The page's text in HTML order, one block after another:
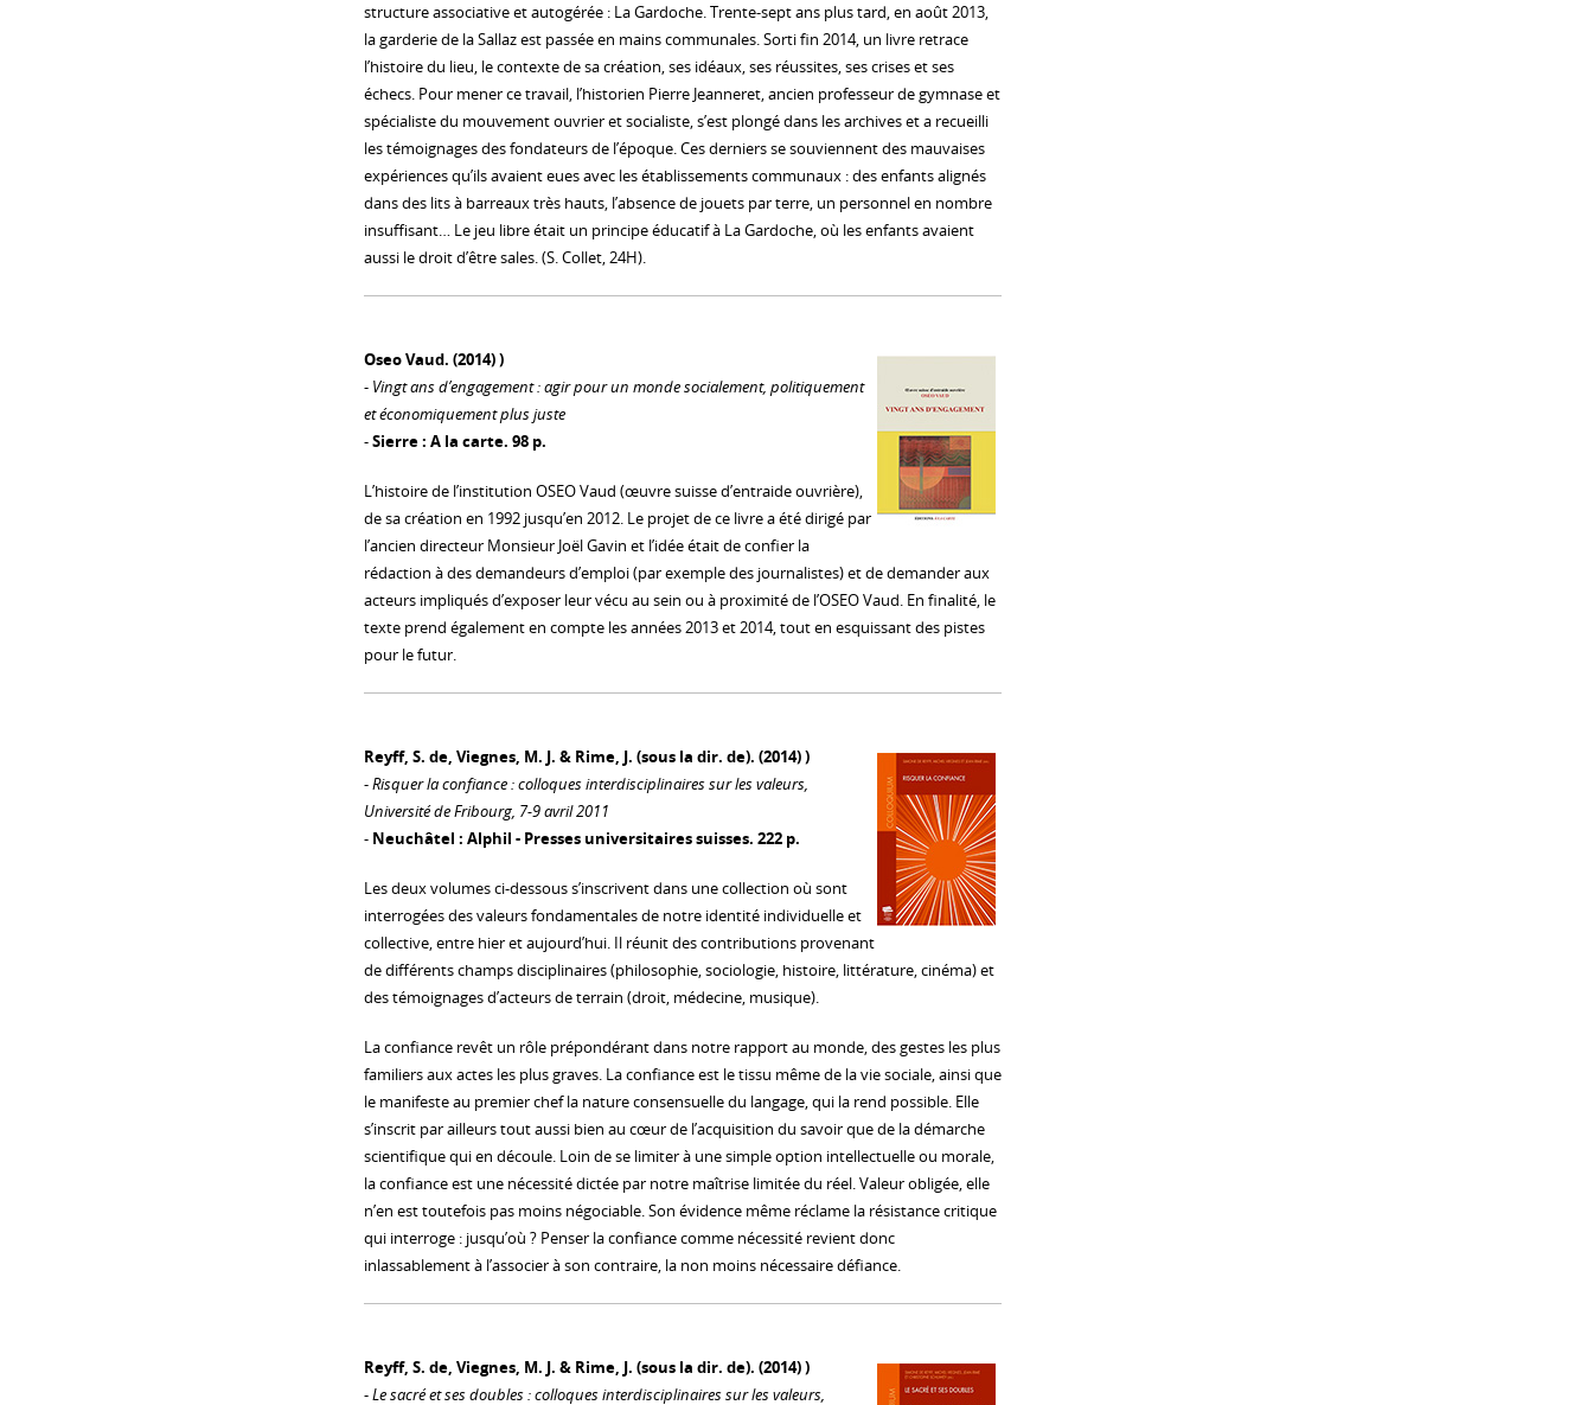
structure associative et autogérée : La Gardoche. Trente-sept ans plus tard, en août 2013,
la garderie de la Sallaz est passée en mains communales. Sorti fin 2014, un livre retrace
l’histoire du lieu, le contexte de sa création, ses idéaux, ses réussites, ses crises et ses
échecs. Pour mener ce travail, l’historien Pierre Jeanneret, ancien professeur de gymnase et
spécialiste du mouvement ouvrier et socialiste, s’est plongé dans les archives et a recueilli
les témoignages des fondateurs de l’époque. Ces derniers se souviennent des mauvaises
expériences qu’ils avaient eues avec les établissements communaux : des enfants alignés
dans des lits à barreaux très hauts, l’absence de jouets par terre, un personnel en nombre
insuffisant… Le jeu libre était un principe éducatif à La Gardoche, où les enfants avaient
aussi le droit d’être sales. (S. Collet, 24H).
Oseo Vaud. (2014) )
- Vingt ans d’engagement : agir pour un monde socialement, politiquement
et économiquement plus juste
-Sierre : A la carte. 98 p.
L’histoire de l’institution OSEO Vaud (œuvre suisse d’entraide ouvrière),
de sa création en 1992 jusqu’en 2012. Le projet de ce livre a été dirigé par
l’ancien directeur Monsieur Joël Gavin et l’idée était de confier la
rédaction à des demandeurs d’emploi (par exemple des journalistes) et de demander aux
acteurs impliqués d’exposer leur vécu au sein ou à proximité de l’OSEO Vaud. En finalité, le
texte prend également en compte les années 2013 et 2014, tout en esquissant des pistes
pour le futur.
Reyff, S. de, Viegnes, M. J. & Rime, J. (sous la dir. de). (2014) )
-Risquer la confiance : colloques interdisciplinaires sur les valeurs,
Université de Fribourg, 7-9 avril 2011
- Neuchâtel : Alphil - Presses universitaires suisses. 222 p.
Les deux volumes ci-dessous s’inscrivent dans une collection où sont
interrogées des valeurs fondamentales de notre identité individuelle et
collective, entre hier et aujourd’hui. Il réunit des contributions provenant
de différents champs disciplinaires (philosophie, sociologie, histoire, littérature, cinéma) et
des témoignages d’acteurs de terrain (droit, médecine, musique).
La confiance revêt un rôle prépondérant dans notre rapport au monde, des gestes les plus
familiers aux actes les plus graves. La confiance est le tissu même de la vie sociale, ainsi que
le manifeste au premier chef la nature consensuelle du langage, qui la rend possible. Elle
s’inscrit par ailleurs tout aussi bien au cœur de l’acquisition du savoir que de la démarche
scientifique qui en découle. Loin de se limiter à une simple option intellectuelle ou morale,
la confiance est une nécessité dictée par notre maîtrise limitée du réel. Valeur obligée, elle
n’en est toutefois pas moins négociable. Son évidence même réclame la résistance critique
qui interroge : jusqu’où ? Penser la confiance comme nécessité revient donc
inlassablement à l’associer à son contraire, la non moins nécessaire défiance.
Reyff, S. de, Viegnes, M. J. & Rime, J. (sous la dir. de). (2014) )
-Le sacré et ses doubles : colloques interdisciplinaires sur les valeurs,